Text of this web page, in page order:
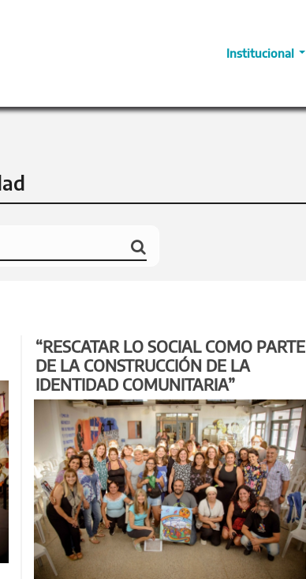
Institucional
“RESCATAR LO SOCIAL COMO PARTE
DE LA CONSTRUCCIÓN DE LA
IDENTIDAD COMUNITARIA”